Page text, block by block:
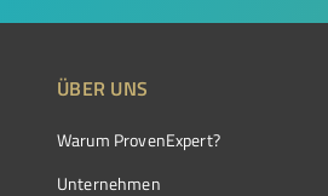
ÜBER UNS
Warum ProvenExpert?
Unternehmen